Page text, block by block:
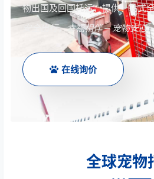
物出国及回国托运，提供一站式
安全出行，幸福相伴 — 宠物安心
在线询价
全球宠物